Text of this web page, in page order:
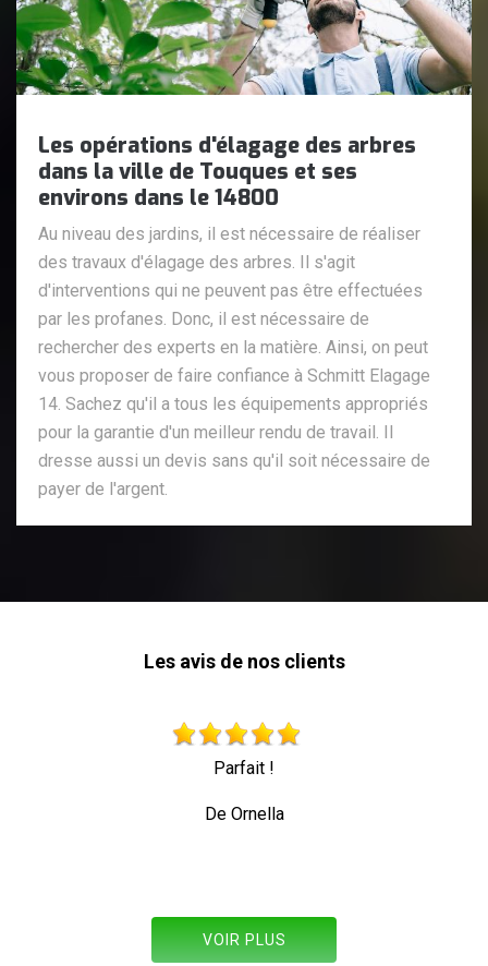
Les opérations d'élagage des arbres
dans la ville de Touques et ses
environs dans le 14800
Au niveau des jardins, il est nécessaire de réaliser
des travaux d'élagage des arbres. Il s'agit
d'interventions qui ne peuvent pas être effectuées
par les profanes. Donc, il est nécessaire de
rechercher des experts en la matière. Ainsi, on peut
vous proposer de faire confiance à Schmitt Elagage
14. Sachez qu'il a tous les équipements appropriés
pour la garantie d'un meilleur rendu de travail. Il
dresse aussi un devis sans qu'il soit nécessaire de
payer de l'argent.
Les avis de nos clients
Parfait !
De Ornella
VOIR PLUS